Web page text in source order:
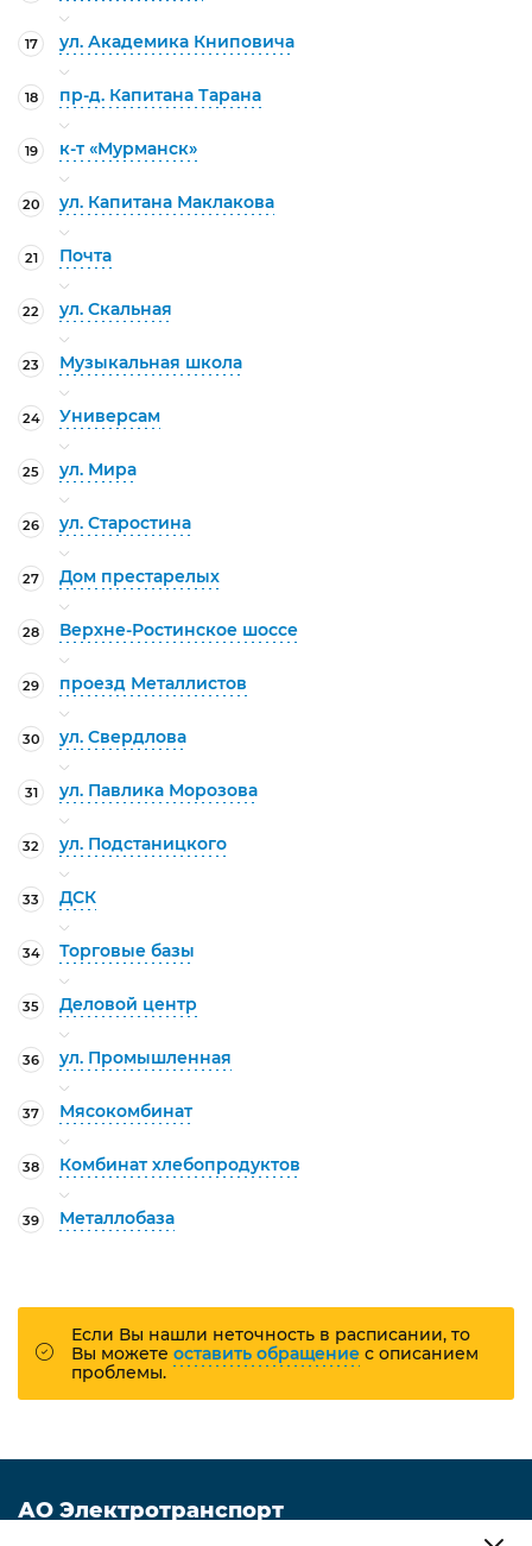
17 ул. Академика Книповича
18 пр-д. Капитана Тарана
19 к-т «Мурманск»
20 ул. Капитана Маклакова
21 Почта
22 ул. Скальная
23 Музыкальная школа
24 Универсам
25 ул. Мира
26 ул. Старостина
27 Дом престарелых
28 Верхне-Ростинское шоссе
29 проезд Металлистов
30 ул. Свердлова
31 ул. Павлика Морозова
32 ул. Подстаницкого
33 ДСК
34 Торговые базы
35 Деловой центр
36 ул. Промышленная
37 Мясокомбинат
38 Комбинат хлебопродуктов
39 Металлобаза
Если Вы нашли неточность в расписании, то
Вы можете оставить обращение с описанием
проблемы.
АО Электротранспорт